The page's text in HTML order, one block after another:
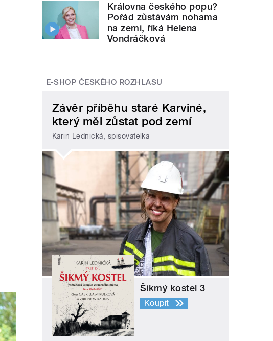
Královna českého popu?
Pořád zůstávám nohama
na zemi, říká Helena
Vondráčková
E-SHOP ČESKÉHO ROZHLASU
Závěr příběhu staré Karviné,
který měl zůstat pod zemí
Karin Lednická, spisovatelka
Šikmý kostel 3
Koupit